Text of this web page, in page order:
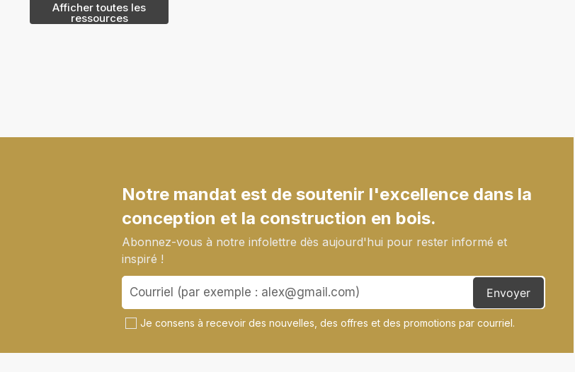
Afficher toutes les
ressources
Notre mandat est de soutenir l'excellence dans la
conception et la construction en bois.
Abonnez-vous à notre infolettre dès aujourd'hui pour rester informé et
inspiré !
Je consens à recevoir des nouvelles, des offres et des promotions par courriel.
Envoyer